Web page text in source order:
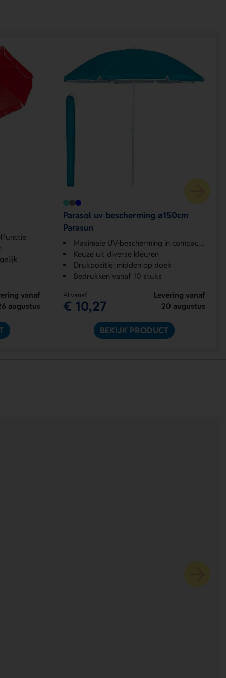
vanaf
augustus
Parasol uv bescherming ø150cm
Parasun
Maximale UV-bescherming in compact formaat
Keuze uit diverse kleuren
Drukpositie: midden op doek
Bedrukken vanaf 10 stuks
Al vanaf
€ 10,27
Levering vanaf
20 augustus
BEKIJK PRODUCT